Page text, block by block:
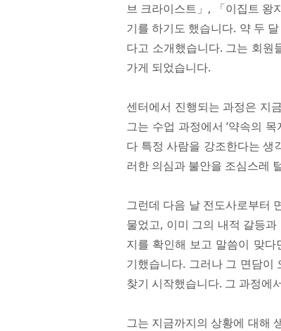
브 크라이스트」, 「이집트 왕
기를 하기도 했습니다. 약 두
다고 소개했습니다. 그는 회원
가게 되었습니다.
센터에서 진행되는 과정은 지
그는 수업 과정에서 ‘약속의
다 특정 사람을 강조한다는 생
러한 의심과 불안을 조심스레
그런데 다음 날 전도사로부터
물었고, 이미 그의 내적 갈등
지를 확인해 보고 말씀이 맞
기했습니다. 그러나 그 면담이
찾기 시작했습니다. 그 과정에
그는 지금까지의 상황에 대해